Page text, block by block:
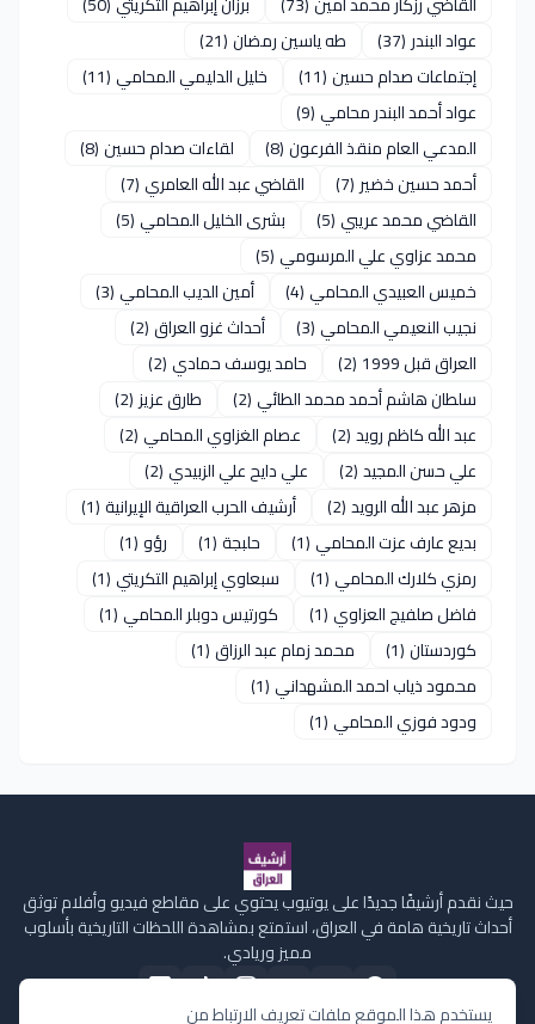
عواد البندر (37) طه ياسين رمضان(21)
إجتماعات صدام حسين(11) خليل الدليمي المحامي (11)
عواد أحمد البندر محامي (9)
المدعي العام منقذ الفرعون(8) لقاءات صدام حسين(8)
أحمد حسين خضير (7) القاضي عبد الله العامري(7)
القاضي محمد عريبي (5) بشرى الخليل المحامي (5)
محمد عزاوي علي المرسومي (5)
خميس العبيدي المحامي (4) أمين الديب المحامي (3)
نجيب النعيمي المحامي (3) أحداث غزو العراق(2)
العراق قبل 1999
(2) حامد يوسف حمادي(2)
سلطان هاشم أحمد محمد الطائي (2) طارق عزيز (2)
عبد الله كاظم رويد(2) عصام الغزاوي المحامي (2)
علي حسن المجيد(2) علي دايح علي الزبيدي(2)
مزهر عبد الله الرويد(2) أرشيف الحرب العراقية الإيرانية(1)
بديع عارف عزت المحامي (1) حلبجة(1) رؤو(1)
رمزي كلارك المحامي (1) سبعاوي إبراهيم التكريتي (1)
فاضل صلفيج العزاوي(1) كورتيس دوبلر المحامي (1)
كوردستان(1) محمد زمام عبد الرزاق(1)
محمود ذياب احمد المشهداني (1)
ودود فوزي المحامي (1)
حيث نقدم أرشيفًا جديدًا على يوتيوب يحتوي على مقاطع فيديو وأفلام توثق
أحداث تاريخية هامة في العراق، استمتع بمشاهدة اللحظات التاريخية بأسلوب
مميز وريادي.
يستخدم هذا الموقع ملفات تعريف الارتباط من